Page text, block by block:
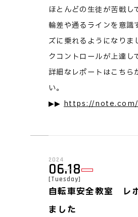
ほとんどの生徒が苦戦し
輪差や通るラインを意識
ズに乗れるようになりま
クコントロールが上達し
詳細なレポートはこちら
い。
▶▶ https://
2024
06.18
[Tuesday]
自転車安全教室 レ
ました